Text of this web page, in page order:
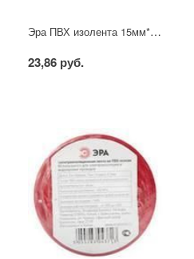
Эра ПВХ изолента 15мм*10м жёлтая
23,86 руб.